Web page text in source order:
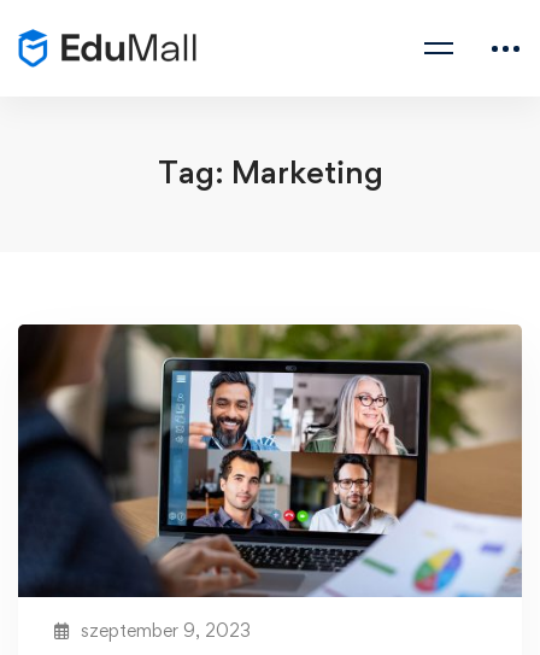
Tag: Marketing
szeptember 9, 2023